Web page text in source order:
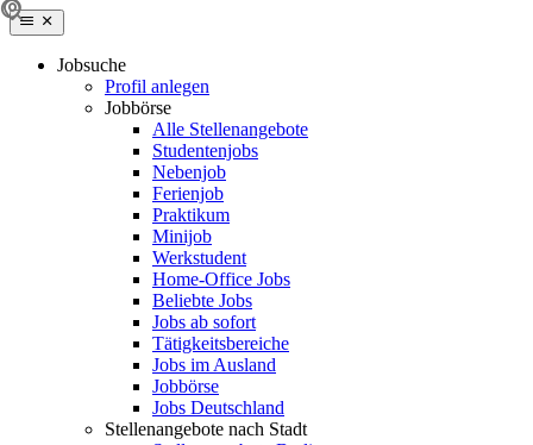
Jobsuche
Profil anlegen
Jobbörse
Alle Stellenangebote
Studentenjobs
Nebenjob
Ferienjob
Praktikum
Minijob
Werkstudent
Home-Office Jobs
Beliebte Jobs
Jobs ab sofort
Tätigkeitsbereiche
Jobs im Ausland
Jobbörse
Jobs Deutschland
Stellenangebote nach Stadt